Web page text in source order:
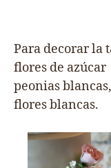
Para decorar la
flores de
peonias
flores blancas.